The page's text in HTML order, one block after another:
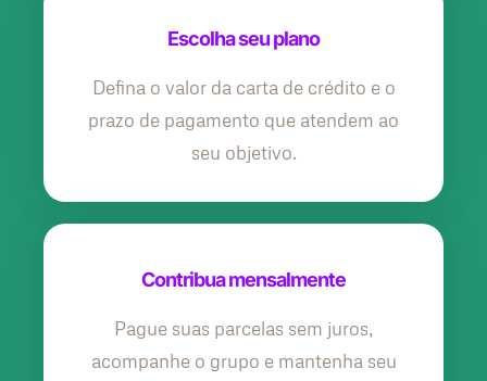
Escolha seu plano
Defina o valor da carta de crédito e o
prazo de pagamento que atendem ao
seu objetivo.
Contribua mensalmente
Pague suas parcelas sem juros,
acompanhe o grupo e mantenha seu